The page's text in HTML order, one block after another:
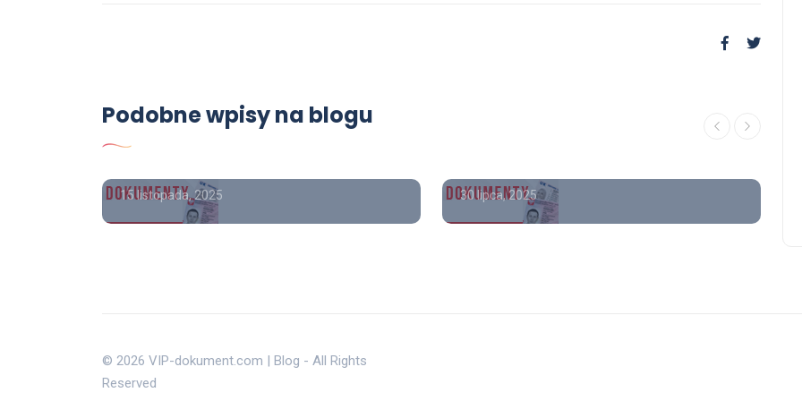
Podobne wpisy na blogu
Liceum w rok cena, Jak
kupić wykształcenie
średnie.
15 listopada, 2025 30 lipca, 2025
Kupię dyplom ukończenia
szkoły średniej z wpisem
© 2026 VIP-dokument.com | Blog - All Rights
Reserved